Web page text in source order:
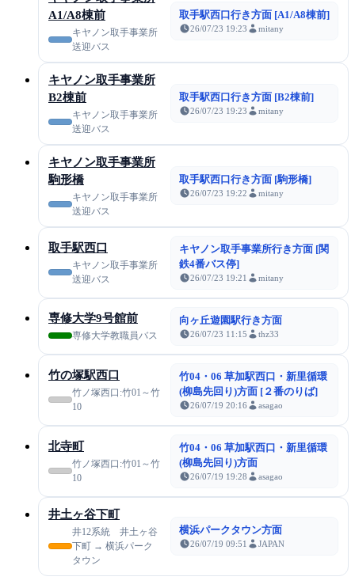
A1/A8棟前
キヤノン取手事業所
送迎バス
取手駅西口行き方面 [A1/A8棟前]
26/07/23 19:23 mitany
キヤノン取手事業所
B2棟前
キヤノン取手事業所
送迎バス
取手駅西口行き方面 [B2棟前]
26/07/23 19:23 mitany
キヤノン取手事業所
駒形橋
キヤノン取手事業所
送迎バス
取手駅西口行き方面 [駒形橋]
26/07/23 19:22 mitany
取手駅西口
キヤノン取手事業所
送迎バス
キヤノン取手事業所行き方面 [関
鉄4番バス停]
26/07/23 19:21 mitany
専修大学9号館前
専修大学教職員バス
向ヶ丘遊園駅行き方面
26/07/23 11:15 thz33
竹の塚駅西口
竹ノ塚西口:竹01～竹
10
竹04・06 草加駅西口・新里循環
(柳島先回り)方面 [２番のりば]
26/07/19 20:16 asagao
北寺町
竹ノ塚西口:竹01～竹
10
竹04・06 草加駅西口・新里循環
(柳島先回り)方面
26/07/19 19:28 asagao
井土ヶ谷下町
井12系統 井土ヶ谷
下町 → 横浜パーク
タウン
横浜パークタウン方面
26/07/19 09:51 JAPAN